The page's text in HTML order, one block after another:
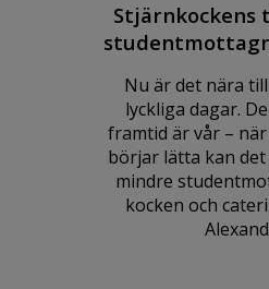
Stjärnkockens
Nu är det nära
lyckliga dagar.
framtid är vår –
börjar lätta kan
mindre
kocken och